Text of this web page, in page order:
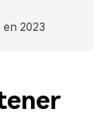
2023